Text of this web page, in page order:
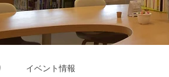
イベント情報